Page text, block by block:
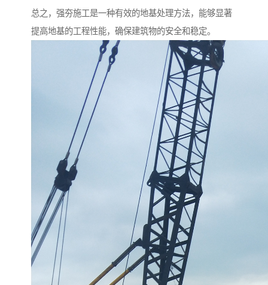
总之，强夯施工是一种有效的地基处理方法，能够显著
提高地基的工程性能，确保建筑物的安全和稳定。